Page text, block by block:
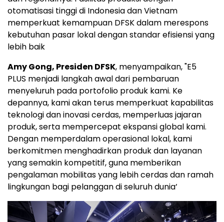
otomatisasi tinggi di Indonesia dan Vietnam
memperkuat kemampuan DFSK dalam merespons
kebutuhan pasar lokal dengan standar efisiensi yang
lebih baik
Amy Gong, Presiden DFSK, menyampaikan, "E5
PLUS menjadi langkah awal dari pembaruan
menyeluruh pada portofolio produk kami. Ke
depannya, kami akan terus memperkuat kapabilitas
teknologi dan inovasi cerdas, memperluas jajaran
produk, serta mempercepat ekspansi global kami.
Dengan memperdalam operasional lokal, kami
berkomitmen menghadirkan produk dan layanan
yang semakin kompetitif, guna memberikan
pengalaman mobilitas yang lebih cerdas dan ramah
lingkungan bagi pelanggan di seluruh dunia’